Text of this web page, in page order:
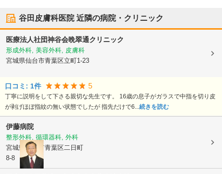
谷田皮膚科医院近隣の病院・クリニック
医療法人社団神谷会晩翠通クリニック
形成外科, 美容外科, 皮膚科
宮城県仙台市青葉区立町1-23
口コミ: 1件 5
丁寧に説明をして下さる親切な先生です。 16歳の息子がガラスで中指を切り皮
が剥げほぼ指紋の無い状態でしたが 指先だけで6...続きを読む
伊藤病院
整形外科, 循環器科, 外科
宮城県仙台市青葉区二日町
8-8